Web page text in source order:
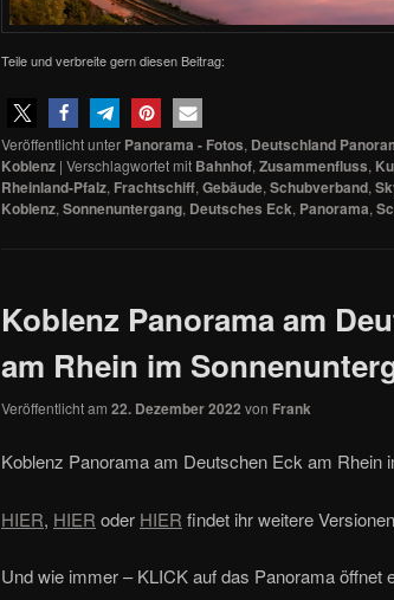
Teile und verbreite gern diesen Beitrag:
Veröffentlicht unter Panorama - Fotos, Deutschland
Koblenz | Verschlagwortet mit Bahnhof, Zusammenfluss,
Rheinland-Pfalz, Frachtschiff, Gebäude, Schubverband,
Koblenz, Sonnenuntergang, Deutsches Eck, Panorama,
Koblenz Panorama am
am Rhein im
Veröffentlicht am 22. Dezember 2022 von Frank
Koblenz Panorama am Deutschen Eck am Rhein
HIER, HIER oder HIER findet ihr weitere
Und wie immer – KLICK auf das Panorama öffnet